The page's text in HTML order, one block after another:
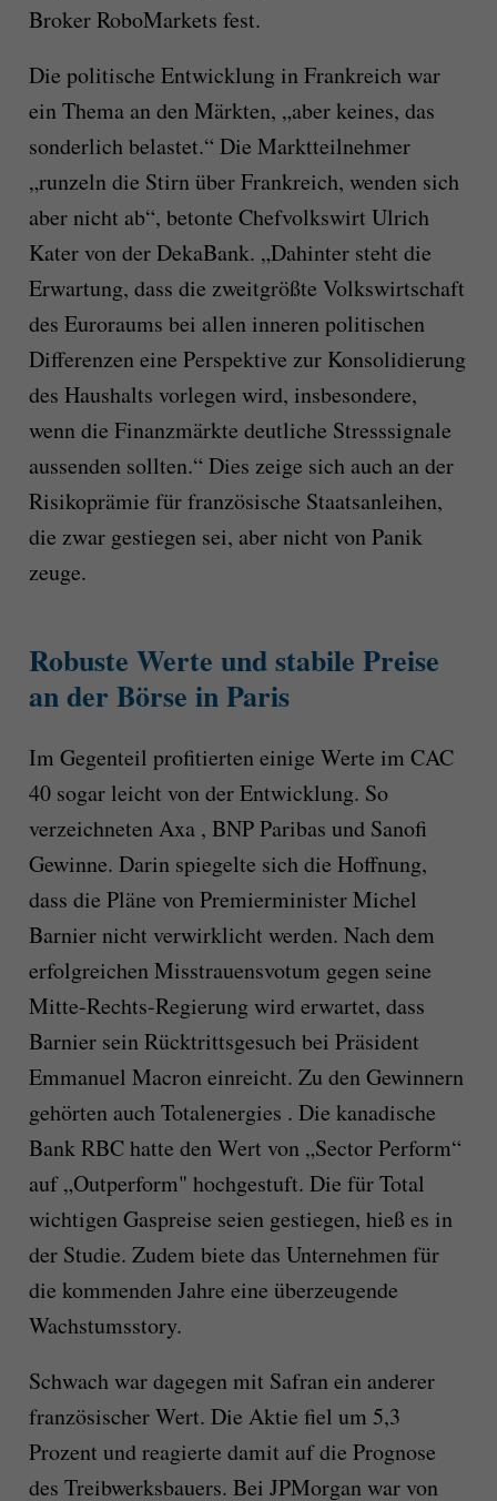
Broker RoboMarkets fest.
Die politische Entwicklung in Frankreich war
ein Thema an den Märkten, „aber keines, das
sonderlich belastet.“ Die Marktteilnehmer
„runzeln die Stirn über Frankreich, wenden sich
aber nicht ab“, betonte Chefvolkswirt Ulrich
Kater von der DekaBank. „Dahinter steht die
Erwartung, dass die zweitgrößte Volkswirtschaft
des Euroraums bei allen inneren politischen
Differenzen eine Perspektive zur Konsolidierung
des Haushalts vorlegen wird, insbesondere,
wenn die Finanzmärkte deutliche Stresssignale
aussenden sollten.“ Dies zeige sich auch an der
Risikoprämie für französische Staatsanleihen,
die zwar gestiegen sei, aber nicht von Panik
zeuge.
Robuste Werte und stabile Preise
an der Börse in Paris
Im Gegenteil profitierten einige Werte im CAC
40 sogar leicht von der Entwicklung. So
verzeichneten Axa , BNP Paribas und Sanofi
Gewinne. Darin spiegelte sich die Hoffnung,
dass die Pläne von Premierminister Michel
Barnier nicht verwirklicht werden. Nach dem
erfolgreichen Misstrauensvotum gegen seine
Mitte-Rechts-Regierung wird erwartet, dass
Barnier sein Rücktrittsgesuch bei Präsident
Emmanuel Macron einreicht. Zu den Gewinnern
gehörten auch Totalenergies . Die kanadische
Bank RBC hatte den Wert von „Sector Perform“
auf „Outperform" hochgestuft. Die für Total
wichtigen Gaspreise seien gestiegen, hieß es in
der Studie. Zudem biete das Unternehmen für
die kommenden Jahre eine überzeugende
Wachstumsstory.
Schwach war dagegen mit Safran ein anderer
französischer Wert. Die Aktie fiel um 5,3
Prozent und reagierte damit auf die Prognose
des Treibwerksbauers. Bei JPMorgan war von